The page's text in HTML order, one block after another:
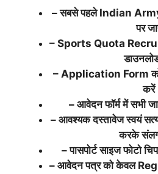
– सबसे पहले Indian
पर
– Sports Quota
– Application Form को
– आवेदन फॉर्म में सभी
– आवश्यक दस्तावेज स्वयं
करके
– पासपोर्ट साइज फोटो
– आवेदन पत्र को केवल